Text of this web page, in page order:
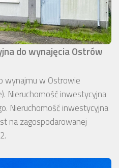
do wynajęcia Ostrów
wynajmu w Ostrowie
Nieruchomość inwestycyjna
Nieruchomość inwestycyjna
na zagospodarowanej